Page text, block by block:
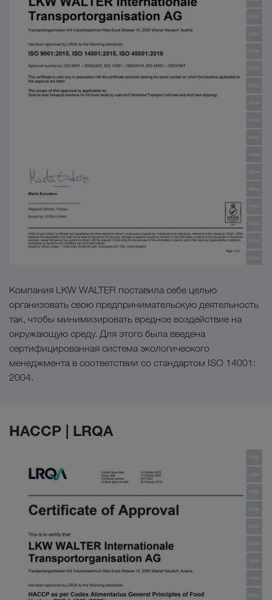
Компания LKW WALTER поставила себе целью
организовать свою предпринимательскую деятельность
так, чтобы минимизировать вредное воздействие на
окружающую среду. Для этого была введена
сертифицированная система экологического
менеджмента в соответствии со стандартом ISO 14001:
2004.
HACCP | LRQA